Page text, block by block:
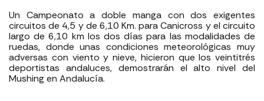
Un Campeonato a doble manga con dos exigentes
circuitos de 4,5 y de 6,10 Km. para Canicross y el circuito
largo de 6,10 km los dos días para las modalidades de
ruedas, donde unas condiciones meteorológicas muy
adversas con viento y nieve, hicieron que los veintitrés
deportistas andaluces, demostrarán el alto nivel del
Mushing en Andalucía.